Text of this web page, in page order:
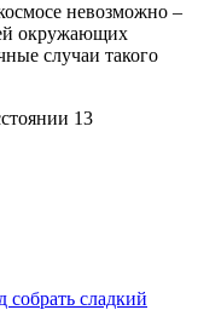
невозможно –
окружающих
случаи такого
13
сладкий